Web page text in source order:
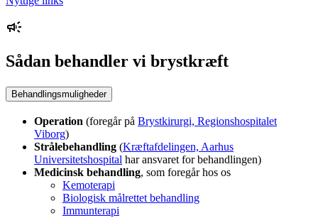
Sådan behandler vi brystkræft
Behandlingsmuligheder
Operation (foregår på Brystkirurgi, Regionshospitalet
Viborg)
Strålebehandling (Kræftafdelingen, Aarhus
Universitetshospital har ansvaret for behandlingen)
Medicinsk behandling, som foregår hos os
Kemoterapi
Biologisk målrettet behandling
Immunterapi